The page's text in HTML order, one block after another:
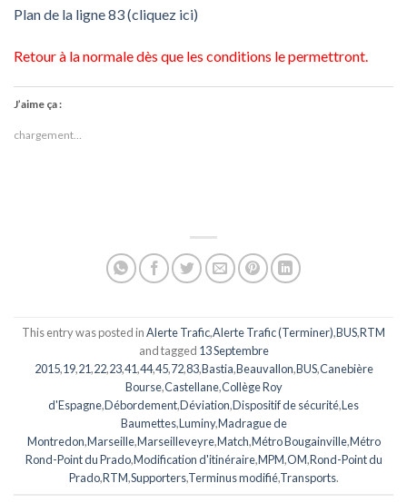
Plan de la ligne 83 (cliquez ici)
Retour à la normale dès que les conditions le permettront.
J’aime ça :
chargement…
This entry was posted inAlerte Trafic,Alerte Trafic (Terminer),BUS,RTM
and tagged 13 Septembre
2015,19,21,22,23,41,44,45,72,83,Bastia,Beauvallon,BUS,Canebière
Bourse,Castellane,Collège Roy
d'Espagne,Débordement,Déviation,Dispositif de sécurité,Les
Baumettes,Luminy,Madrague de
Montredon,Marseille,Marseilleveyre,Match,Métro Bougainville,Métro
Rond-Point du Prado,Modification d'itinéraire,MPM,OM,Rond-Point du
Prado,RTM,Supporters,Terminus modifié,Transports.